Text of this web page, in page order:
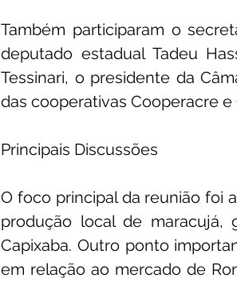
Também participaram o
deputado estadual Tadeu
Tessinari, o presidente da
das cooperativas Cooperacre
Principais Discussões
O foco principal da reunião foi
produção local de maracujá,
Capixaba. Outro ponto
em relação ao mercado de